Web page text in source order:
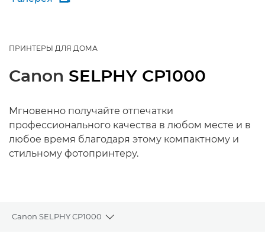
ПРИНТЕРЫ ДЛЯ ДОМА
Canon SELPHY CP1000
Мгновенно получайте отпечатки
профессионального качества в любом месте и в
любое время благодаря этому компактному и
стильному фотопринтеру.
Canon SELPHY CP1000
Toggle breadcrumbs